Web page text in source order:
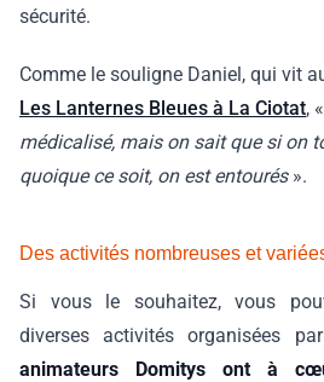
sécurité.
Comme le souligne Daniel, qui vit
Les Lanternes Bleues à La Ciotat,
médicalisé, mais on sait que si on
quoique ce soit, on est entourés ».
Des activités nombreuses et
Si vous le souhaitez, vous
diverses activités organisées
animateurs Domitys ont à